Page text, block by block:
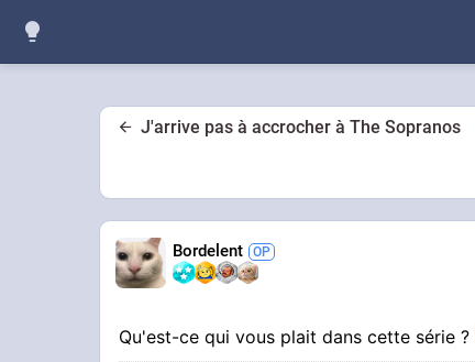
J'arrive pas à accrocher à The Sopranos
Bordelent
Qu'est-ce qui vous plait dans cette série ?